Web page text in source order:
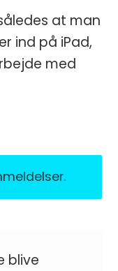
at man
ind på iPad,
med
blive